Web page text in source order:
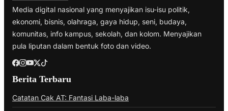
Media digital nasional yang menyajikan isu-isu politik,
ekonomi, bisnis, olahraga, gaya hidup, seni, budaya,
komunitas, info kampus, sekolah, dan kolom. Menyajikan
pula liputan dalam bentuk foto dan video.
Berita Terbaru
Catatan Cak AT: Fantasi Laba-laba